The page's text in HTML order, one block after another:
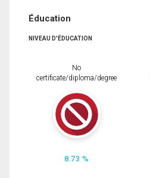
Éducation
NIVEAU D'ÉDUCATION
No
certificate/diploma/degree
8.73 %